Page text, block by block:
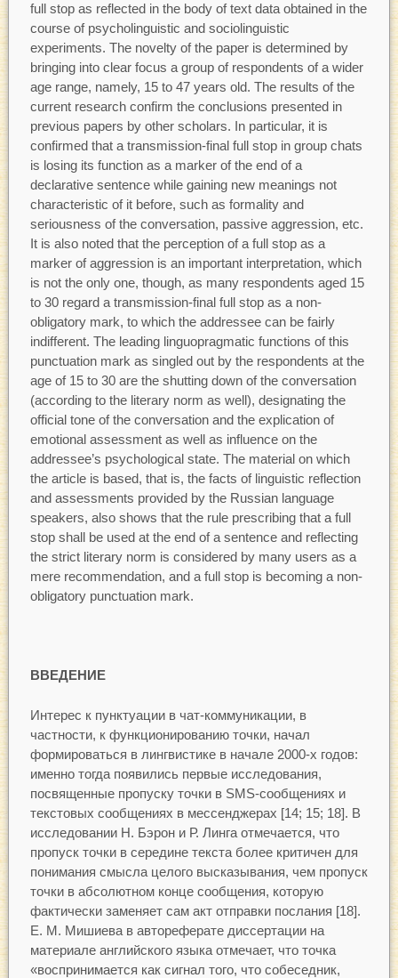
full stop as reflected in the body of text data obtained in the
course of psycholinguistic and sociolinguistic
experiments. The novelty of the paper is determined by
bringing into clear focus a group of respondents of a wider
age range, namely, 15 to 47 years old. The results of the
current research confirm the conclusions presented in
previous papers by other scholars. In particular, it is
confirmed that a transmission-final full stop in group chats
is losing its function as a marker of the end of a
declarative sentence while gaining new meanings not
characteristic of it before, such as formality and
seriousness of the conversation, passive aggression, etc.
It is also noted that the perception of a full stop as a
marker of aggression is an important interpretation, which
is not the only one, though, as many respondents aged 15
to 30 regard a transmission-final full stop as a non-
obligatory mark, to which the addressee can be fairly
indifferent. The leading linguopragmatic functions of this
punctuation mark as singled out by the respondents at the
age of 15 to 30 are the shutting down of the conversation
(according to the literary norm as well), designating the
official tone of the conversation and the explication of
emotional assessment as well as influence on the
addressee’s psychological state. The material on which
the article is based, that is, the facts of linguistic reflection
and assessments provided by the Russian language
speakers, also shows that the rule prescribing that a full
stop shall be used at the end of a sentence and reflecting
the strict literary norm is considered by many users as a
mere recommendation, and a full stop is becoming a non-
obligatory punctuation mark.
ВВЕДЕНИЕ
Интерес к пунктуации в чат-коммуникации, в
частности, к функционированию точки, начал
формироваться в лингвистике в начале 2000-х годов:
именно тогда появились первые исследования,
посвященные пропуску точки в SMS-сообщениях и
текстовых сообщениях в мессенджерах [14; 15; 18]. В
исследовании Н. Бэрон и Р. Линга отмечается, что
пропуск точки в середине текста более критичен для
понимания смысла целого высказывания, чем пропуск
точки в абсолютном конце сообщения, которую
фактически заменяет сам акт отправки послания [18].
Е. М. Мишиева в автореферате диссертации на
материале английского языка отмечает, что точка
«воспринимается как сигнал того, что собеседник,